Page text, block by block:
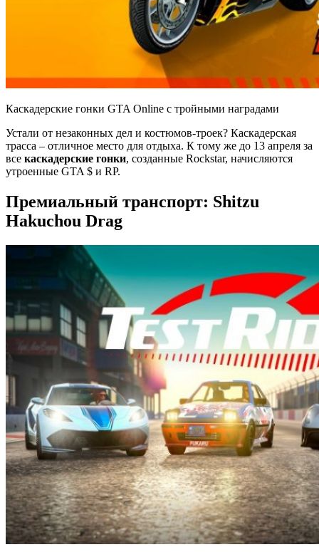
Каскадерские гонки GTA Online с тройными наградами
Устали от незаконных дел и костюмов-троек? Каскадерская
трасса – отличное место для отдыха. К тому же до 13 апреля за
все каскадерские гонки, созданные Rockstar, начисляются
утроенные GTA $ и RP.
Премиальный транспорт: Shitzu
Hakuchou Drag